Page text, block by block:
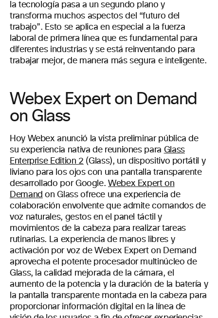
la tecnología pasa a un segundo plano y
transforma muchos aspectos del “futuro del
trabajo”. Esto se aplica en especial a la fuerza
laboral de primera línea que es fundamental para
diferentes industrias y se está reinventando para
trabajar mejor, de manera más segura e inteligente.
Webex Expert on Demand
on Glass
Hoy Webex anunció la vista preliminar pública de
su experiencia nativa de reuniones para Glass
Enterprise Edition 2 (Glass), un dispositivo portátil y
liviano para los ojos con una pantalla transparente
desarrollado por Google. Webex Expert on
Demand on Glass ofrece una experiencia de
colaboración envolvente que admite comandos de
voz naturales, gestos en el panel táctil y
movimientos de la cabeza para realizar tareas
rutinarias. La experiencia de manos libres y
activación por voz de Webex Expert on Demand
aprovecha el potente procesador multinúcleo de
Glass, la calidad mejorada de la cámara, el
aumento de la potencia y la duración de la batería y
la pantalla transparente montada en la cabeza para
proporcionar información digital en la línea de